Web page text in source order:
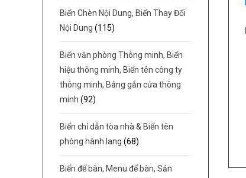
Biển Chèn Nội Dung, Biển Thay Đổi
Nội Dung (115)
Biển văn phòng Thông minh, Biển
hiệu thông minh, Biển tên công ty
thông minh, Bảng gắn cửa thông
minh (92)
Biển chỉ dẫn tòa nhà & Biển tên
phòng hành lang (68)
Biển để bàn, Menu để bàn, Sản